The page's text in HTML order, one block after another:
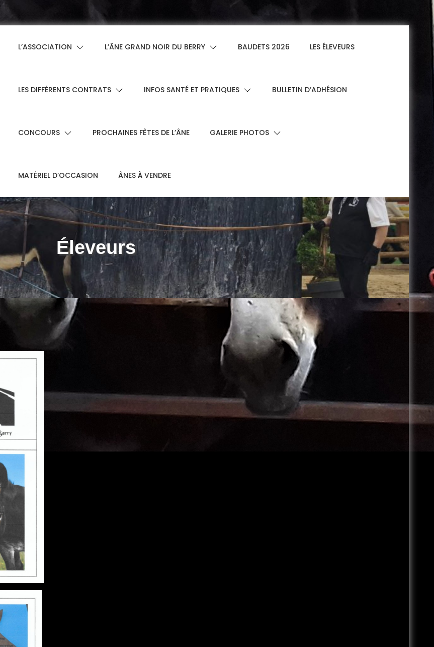
L’ASSOCIATION L’ÂNE GRAND NOIR DU BERRY BAUDETS 2026 LES ÉLEVEURS
LES DIFFÉRENTS CONTRATS INFOS SANTÉ ET PRATIQUES BULLETIN D’ADHÉSION
CONCOURS PROCHAINES FÊTES DE L’ÂNE GALERIE PHOTOS
MATÉRIEL D’OCCASION ÂNES À VENDRE
Éleveurs